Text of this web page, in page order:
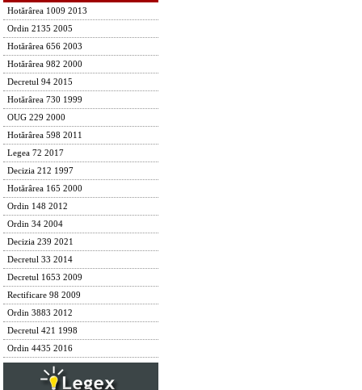
Hotărârea 1009 2013
Ordin 2135 2005
Hotărârea 656 2003
Hotărârea 982 2000
Decretul 94 2015
Hotărârea 730 1999
OUG 229 2000
Hotărârea 598 2011
Legea 72 2017
Decizia 212 1997
Hotărârea 165 2000
Ordin 148 2012
Ordin 34 2004
Decizia 239 2021
Decretul 33 2014
Decretul 1653 2009
Rectificare 98 2009
Ordin 3883 2012
Decretul 421 1998
Ordin 4435 2016